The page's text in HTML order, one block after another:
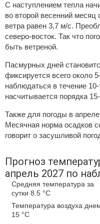
С наступлением тепла
во второй весенний месяц
ветра равен 3,7 м/с.
северо-восток. Так что
быть ветреной.
Пасмурных дней
фиксируется всего около
наблюдаться в течение
насчитывается порядка
Также для погоды в
Месячная норма осадков
говорит о засушливой
Прогноз
апрель 2027 по
Средняя температура за
сутки 8.5 °C
Температура воздуха
15 °C